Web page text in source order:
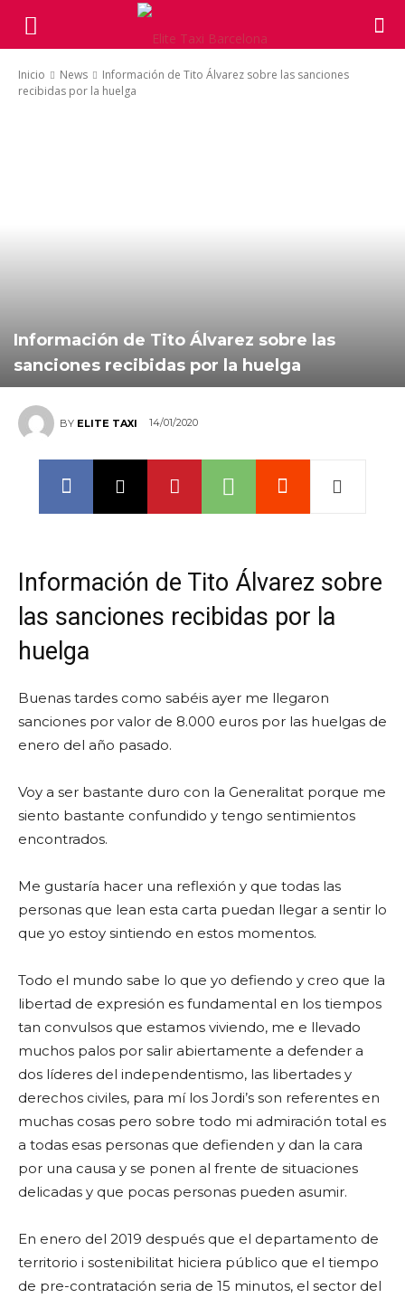
Inicio News
Información de Tito Álvarez sobre las sanciones
recibidas por la huelga
Información de Tito Álvarez sobre las
sanciones recibidas por la huelga
BY ELITE TAXI 14/01/2020
Información de Tito Álvarez sobre
las sanciones recibidas por la
huelga
Buenas tardes como sabéis ayer me llegaron
sanciones por valor de 8.000 euros por las huelgas de
enero del año pasado.
Voy a ser bastante duro con la Generalitat porque me
siento bastante confundido y tengo sentimientos
encontrados.
Me gustaría hacer una reflexión y que todas las
personas que lean esta carta puedan llegar a sentir lo
que yo estoy sintiendo en estos momentos.
Todo el mundo sabe lo que yo defiendo y creo que la
libertad de expresión es fundamental en los tiempos
tan convulsos que estamos viviendo, me e llevado
muchos palos por salir abiertamente a defender a
dos líderes del independentismo, las libertades y
derechos civiles, para mí los Jordi’s son referentes en
muchas cosas pero sobre todo mi admiración total es
a todas esas personas que defienden y dan la cara
por una causa y se ponen al frente de situaciones
delicadas y que pocas personas pueden asumir.
En enero del 2019 después que el departamento de
territorio i sostenibilitat hiciera público que el tiempo
de pre-contratación seria de 15 minutos, el sector del